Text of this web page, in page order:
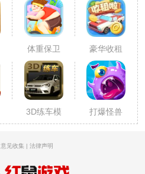
体重保卫
战
豪华收租
场
3D练车模
拟驾考
打爆怪兽
意见收集 | 法律声明